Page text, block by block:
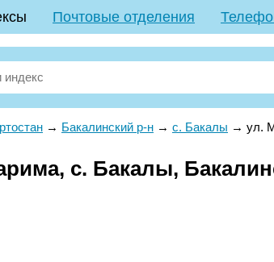
Почтовые отделения
→ Бакалинский р-н → с. Бакалы → ул.
с. Бакалы,